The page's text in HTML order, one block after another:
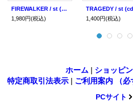
FIREWALKER / st (cd) Break the records
1,980円(税込)
1,400円(税込)
ホーム | ショッピ
特定商取引法表示 | ご利用案内 （必
PCサイト